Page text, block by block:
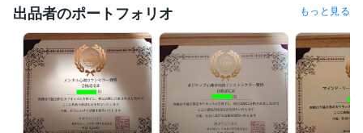
人間関係 相談
婚活 恋愛 悩み 人間関係 話相手 愚痴聞き
出品者のポートフォリオ もっと見る